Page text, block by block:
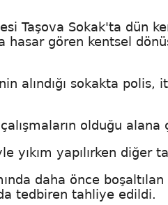
Taşova Sokak'ta dün
hasar gören kentsel
alındığı sokakta polis,
olduğu
yıkım yapılırken diğer
daha önce
tedbiren tahliye edildi.